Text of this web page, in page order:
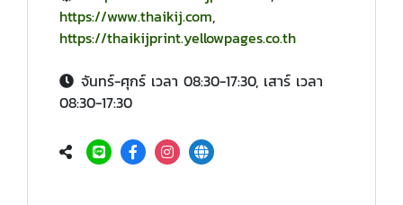
https://www.thaikij.com,
https://thaikijprint.yellowpages.co.th
จันทร์-ศุกร์ เวลา 08:30-17:30, เสาร์ เวลา
08:30-17:30